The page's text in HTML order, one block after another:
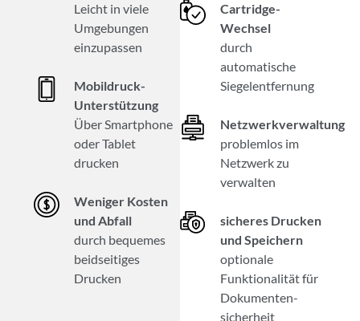
Leicht in viele
Umgebungen
einzupassen
Mobildruck-
Unterstützung
Über Smartphone
oder Tablet
drucken
Weniger Kosten
und Abfall
durch bequemes
beidseitiges
Drucken
Cartridge-
Wechsel
durch
automatische
Siegelentfernung
Netzwerkverwaltung
problemlos im
Netzwerk zu
verwalten
sicheres Drucken
und Speichern
optionale
Funktionalität für
Dokumenten­
sicherheit